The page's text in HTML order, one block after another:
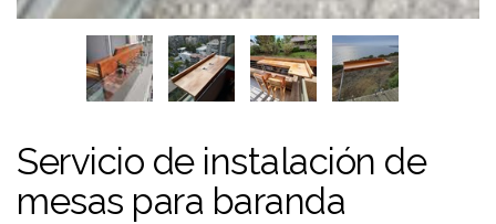
Servicio de instalación de
mesas para baranda